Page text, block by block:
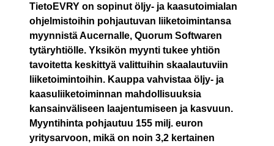
TietoEVRY on sopinut öljy- ja kaasutoimialan
ohjelmistoihin pohjautuvan liiketoimintansa
myynnistä Aucernalle, Quorum Softwaren
tytäryhtiölle. Yksikön myynti tukee yhtiön
tavoitetta keskittyä valittuihin skaalautuviin
liiketoimintoihin. Kauppa vahvistaa öljy- ja
kaasuliiketoiminnan mahdollisuuksia
kansainväliseen laajentumiseen ja kasvuun.
Myyntihinta pohjautuu 155 milj. euron
yritysarvoon, mikä on noin 3,2 kertainen